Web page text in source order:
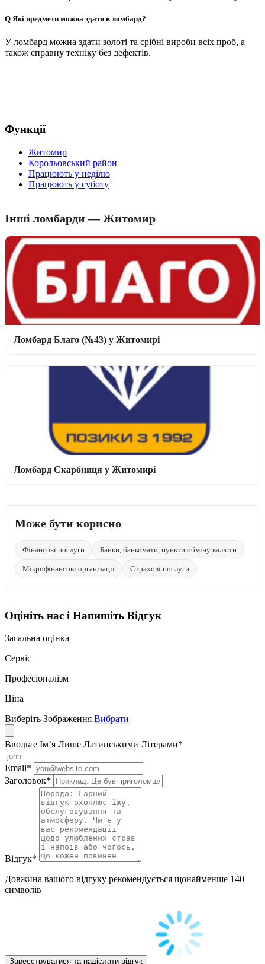
Q Які предмети можна здати в ломбард?
У ломбард можна здати золоті та срібні вироби всіх проб, а
також справну техніку без дефектів.
Функції
Житомир
Корольовський район
Працюють у неділю
Працюють у суботу
Інші ломбарди — Житомир
Ломбард Благо (№43) у Житомирі
Ломбард Скарбниця у Житомирі
Може бути корисно
Фінансові послуги Банки, банкомати, пункти обміну валюти
Мікрофінансові організації Страхові послуги
Оцініть нас і Напишіть Відгук
Загальна оцінка
Сервіс
Професіоналізм
Ціна
Виберіть Зображення Вибрати
Вводьте Ім’я Лише Латинськими Літерами*
Email*
Заголовок*
Відгук*
Довжина вашого відгуку рекомендується щонайменше 140
символів